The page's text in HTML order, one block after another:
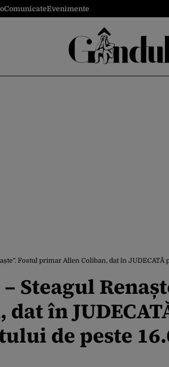
ComunicateEvenimente
Fostul primar Allen Coliban, dat în
Steagul
în
de peste